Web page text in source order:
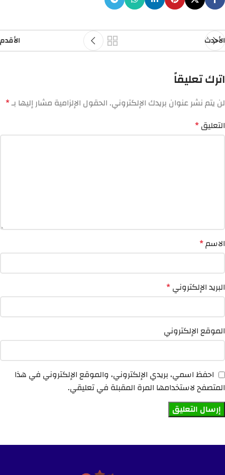
الأحدث الأقدم
اترك تعليقاً
لن يتم نشر عنوان بريدك الإلكتروني. الحقول الإلزامية مشار إليها بـ*
التعليق*
الاسم*
البريد الإلكتروني*
الموقع الإلكتروني
احفظ اسمي، بريدي الإلكتروني، والموقع الإلكتروني في هذا
المتصفح لاستخدامها المرة المقبلة في تعليقي.